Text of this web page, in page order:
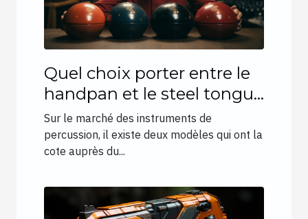
Quel choix porter entre le
handpan et le steel tongue
drum ?
Sur le marché des instruments de
percussion, il existe deux modèles qui ont la
cote auprès du...